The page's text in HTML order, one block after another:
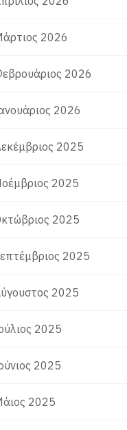
2026
2026
2026
2025
2025
2025
2025
2025
2025
2025
2025